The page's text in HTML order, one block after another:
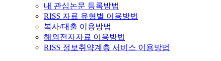
내 관심논문 등록방법
RISS 자료 유형별 이용방법
복사/대출 이용방법
해외전자자료 이용방법
RISS 정보취약계층 서비스 이용방법